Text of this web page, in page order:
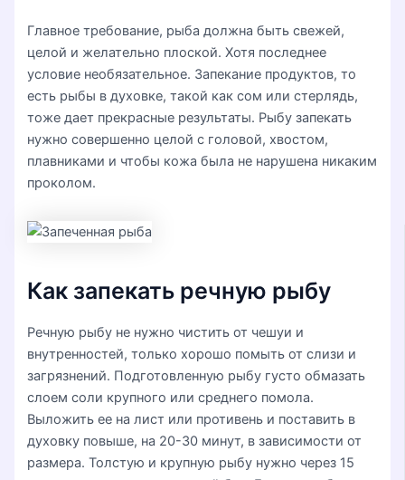
Главное требование, рыба должна быть свежей,
целой и желательно плоской. Хотя последнее
условие необязательное. Запекание продуктов, то
есть рыбы в духовке, такой как сом или стерлядь,
тоже дает прекрасные результаты. Рыбу запекать
нужно совершенно целой с головой, хвостом,
плавниками и чтобы кожа была не нарушена никаким
проколом.
Как запекать речную рыбу
Речную рыбу не нужно чистить от чешуи и
внутренностей, только хорошо помыть от слизи и
загрязнений. Подготовленную рыбу густо обмазать
слоем соли крупного или среднего помола.
Выложить ее на лист или противень и поставить в
духовку повыше, на 20-30 минут, в зависимости от
размера. Толстую и крупную рыбу нужно через 15